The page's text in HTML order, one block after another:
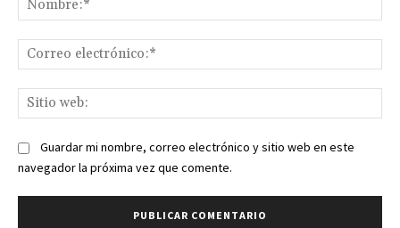
Guardar mi nombre, correo electrónico y sitio web en este
navegador la próxima vez que comente.